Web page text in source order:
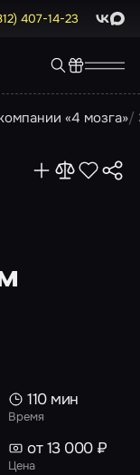
407-14-23 Max
«4 мозга»
Время
110 мин
Цена
от 13 000 ₽